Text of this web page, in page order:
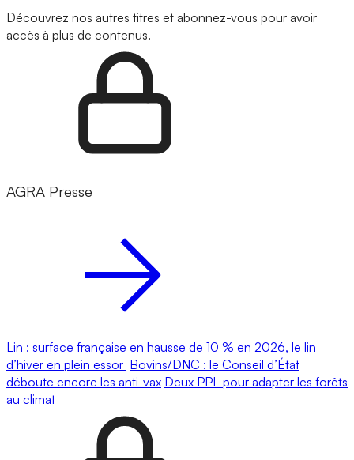
Découvrez nos autres titres et abonnez-vous pour avoir
accès à plus de contenus.
AGRA Presse
Lin : surface française en hausse de 10 % en 2026, le lin
d’hiver en plein essor Bovins/DNC : le Conseil d’État
déboute encore les anti-vax Deux PPL pour adapter les forêts
au climat